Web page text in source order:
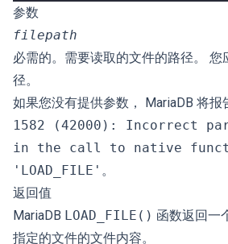
参数
filepath
必需的。需要读取的文件的路径。 您
径。
如果您没有提供参数， MariaDB 将报
1582 (42000): Incorrect
in the call to native
'LOAD_FILE' 。
返回值
MariaDB LOAD_FILE() 函数返回一
指定的文件的文件内容。